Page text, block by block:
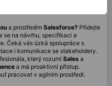
a prostředím Salesforce? Přidejte
se na návrhu, specifikaci a
Čeká vás úzká spolupráce s
i komunikace se stakeholdery.
který rozumíSales a
a má proaktivní přístup.
pracovat v agilním prostředí.